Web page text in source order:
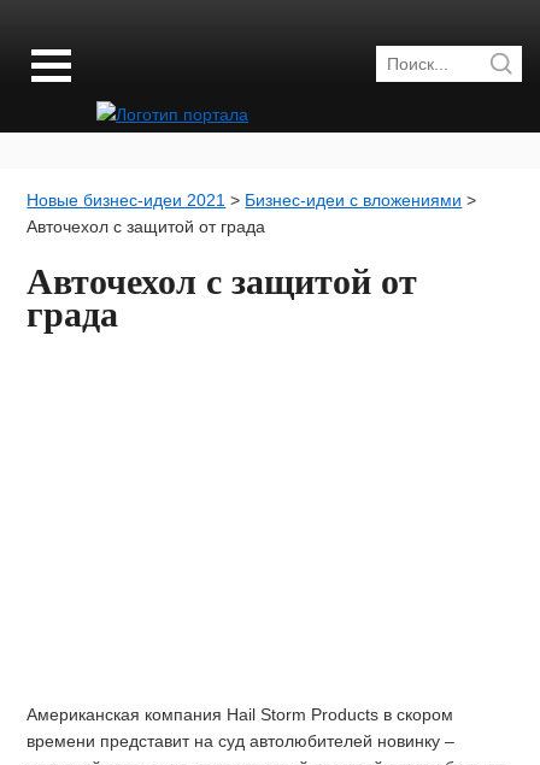
Новые бизнес-идеи 2021 > Бизнес-идеи с вложениями >
Авточехол с защитой от града
Авточехол с защитой от
града
Американская компания Hail Storm Products в скором
времени представит на суд автолюбителей новинку –